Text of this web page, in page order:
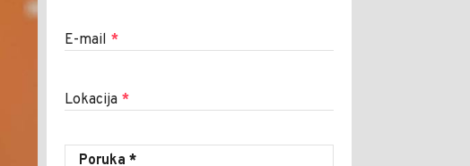
E-mail *
Lokacija *